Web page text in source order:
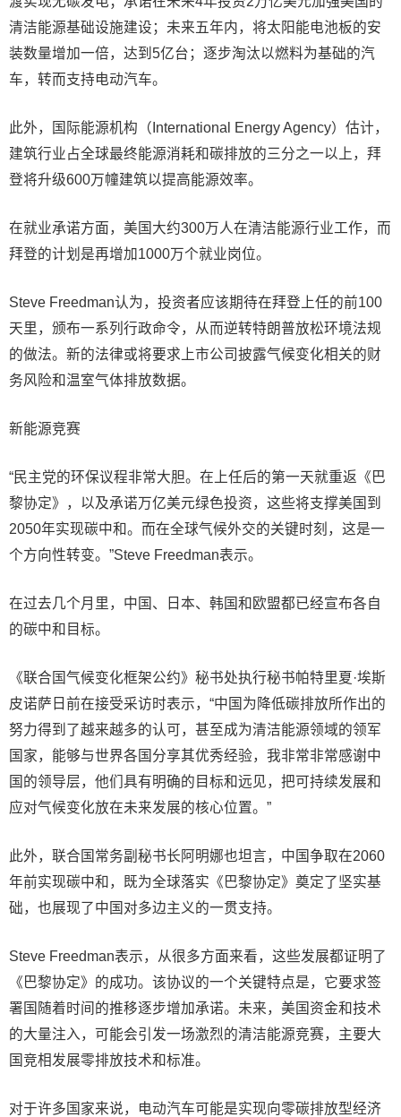
清洁能源基础设施建设；未来五年内，将太阳能电池板的安
装数量增加一倍，达到5亿台；逐步淘汰以燃料为基础的汽
车，转而支持电动汽车。
此外，国际能源机构（International Energy Agency）估计，
建筑行业占全球最终能源消耗和碳排放的三分之一以上，拜
登将升级600万幢建筑以提高能源效率。
在就业承诺方面，美国大约300万人在清洁能源行业工作，而
拜登的计划是再增加1000万个就业岗位。
Steve Freedman认为，投资者应该期待在拜登上任的前100
天里，颁布一系列行政命令，从而逆转特朗普放松环境法规
的做法。新的法律或将要求上市公司披露气候变化相关的财
务风险和温室气体排放数据。
新能源竞赛
“民主党的环保议程非常大胆。在上任后的第一天就重返《巴
黎协定》，以及承诺万亿美元绿色投资，这些将支撑美国到
2050年实现碳中和。而在全球气候外交的关键时刻，这是一
个方向性转变。”Steve Freedman表示。
在过去几个月里，中国、日本、韩国和欧盟都已经宣布各自
的碳中和目标。
《联合国气候变化框架公约》秘书处执行秘书帕特里夏·埃斯
皮诺萨日前在接受采访时表示，“中国为降低碳排放所作出的
努力得到了越来越多的认可，甚至成为清洁能源领域的领军
国家，能够与世界各国分享其优秀经验，我非常非常感谢中
国的领导层，他们具有明确的目标和远见，把可持续发展和
应对气候变化放在未来发展的核心位置。”
此外，联合国常务副秘书长阿明娜也坦言，中国争取在2060
年前实现碳中和，既为全球落实《巴黎协定》奠定了坚实基
础，也展现了中国对多边主义的一贯支持。
Steve Freedman表示，从很多方面来看，这些发展都证明了
《巴黎协定》的成功。该协议的一个关键特点是，它要求签
署国随着时间的推移逐步增加承诺。未来，美国资金和技术
的大量注入，可能会引发一场激烈的清洁能源竞赛，主要大
国竞相发展零排放技术和标准。
对于许多国家来说，电动汽车可能是实现向零碳排放型经济